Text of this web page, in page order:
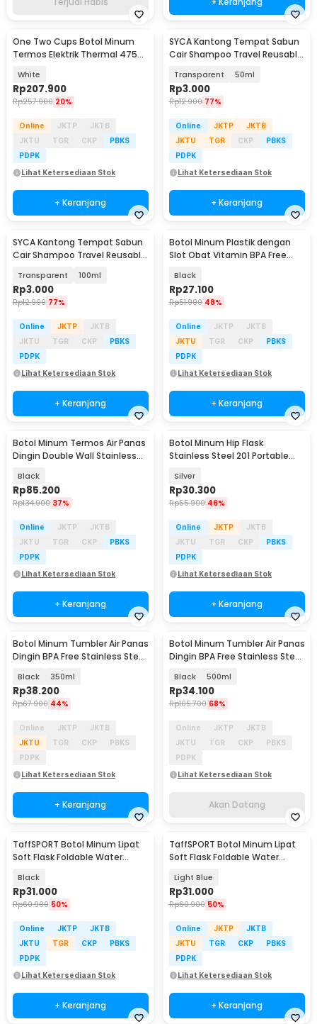
One Two Cups Botol Minum
Termos Elektrik Thermal 475ml
White
Rp207.900
Rp257.900 20%
Online JKTP
JKTB
JKTU
TGR CKP
PBKS
PDPK
Lihat Ketersediaan Stok
+ Keranjang
SYCA Kantong Tempat Sabun
Cair Shampoo Travel Reusable
Transparent 50ml
Rp3.000
Rp12.900 77%
Online JKTP
JKTB
JKTU
TGR CKP
PBKS
PDPK
Lihat Ketersediaan Stok
+ Keranjang
SYCA Kantong Tempat Sabun
Cair Shampoo Travel Reusable
Transparent 100ml
Rp3.000
Rp12.900 77%
Online JKTP
JKTB
JKTU
TGR CKP
PBKS
PDPK
Lihat Ketersediaan Stok
+ Keranjang
Botol Minum Plastik dengan
Slot Obat Vitamin BPA Free
Black
Rp27.100
Rp51.900 48%
Online JKTP
JKTB
JKTU
TGR CKP
PBKS
PDPK
Lihat Ketersediaan Stok
+ Keranjang
Botol Minum Termos Air Panas
Dingin Double Wall Stainless
Black
Rp85.200
Rp134.900 37%
Online JKTP
JKTB
JKTU
TGR CKP
PBKS
PDPK
Lihat Ketersediaan Stok
+ Keranjang
Botol Minum Hip Flask
Stainless Steel 201 Portable
Silver
Rp30.300
Rp55.900 46%
Online JKTP
JKTB
JKTU
TGR CKP
PBKS
PDPK
Lihat Ketersediaan Stok
+ Keranjang
Botol Minum Tumbler Air Panas
Dingin BPA Free Stainless Steel
Black 350ml
Rp38.200
Rp67.900 44%
Online JKTP
JKTB
JKTU
TGR CKP
PBKS
PDPK
Lihat Ketersediaan Stok
+ Keranjang
Akan Datang
Botol Minum Tumbler Air Panas
Dingin BPA Free Stainless Steel
Black 500ml
Rp34.100
Rp105.700 68%
Online JKTP
JKTB
JKTU
TGR CKP
PBKS
PDPK
Lihat Ketersediaan Stok
Akan Datang
TaffSPORT Botol Minum Lipat
Soft Flask Foldable Water
Black
Rp31.000
Rp60.900 50%
Online JKTP
JKTB
JKTU
TGR CKP
PBKS
PDPK
Lihat Ketersediaan Stok
+ Keranjang
TaffSPORT Botol Minum Lipat
Soft Flask Foldable Water
Light Blue
Rp31.000
Rp60.900 50%
Online JKTP
JKTB
JKTU
TGR CKP
PBKS
PDPK
Lihat Ketersediaan Stok
+ Keranjang